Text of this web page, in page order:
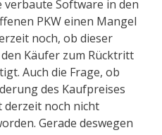
verbaute Software in den
PKW einen Mangel
noch, ob dieser
Käufer zum Rücktritt
Auch die Frage, ob
des Kaufpreises
derzeit noch nicht
Gerade deswegen